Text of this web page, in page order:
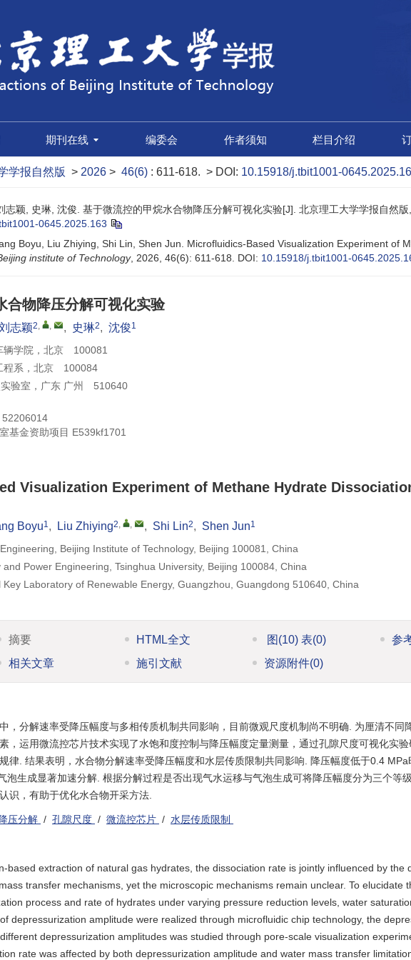
期刊在线 编委会 作者须知 栏目介绍
学报自然版 > 2026 > 46(6) : 611-618. > DOI: 10.15918/j.tbit1001-
志颖, 史琳, 沈俊. 基于微流控的甲烷水合物降压分解可视化实验[J]. 北京理工大学学报自然
0645.2025.163
Boyu, Liu Zhiying, Shi Lin, Shen Jun. Microfluidics-Based Visualization Experiment of
institute of Technology, 2026, 46(6): 611-618. DOI: 10.15918/j.tbit1001-
合物降压分解可视化实验
志颖2, , , 史琳2, 沈俊1
辆学院，北京 100081
程系，北京 100084
实验室，广东 广州 510640
52206014
基金资助项目 E539kf1701
Visualization Experiment of Methane Hydrate
Boyu1, Liu Zhiying2, , , Shi Lin2, Shen Jun1
Beijing Institute of Technology, Beijing 100081, China
Power Engineering, Tsinghua University, Beijing 100084, China
Laboratory of Renewable Energy, Guangzhou, Guangdong 510640, China
摘要 HTML全文 图 (10) 表(0) 参
相关文章
施引文献 资源附件(0)
，分解速率受降压幅度与多相传质机制共同影响，目前微观尺度机制尚不明确. 为厘清不同
，运用微流控芯片技术实现了水饱和度控制与降压幅度定量测量，通过孔隙尺度可视化实
律. 结果表明，水合物分解速率受降压幅度和水层传质限制共同影响. 降压幅度低于0.4
泡生成显著加速分解. 根据分解过程是否出现气水运移与气泡生成可将降压幅度分为三个等
识，有助于优化水合物开采方法.
降压分解 / 孔隙尺度 / 微流控芯片 / 水层传质限制
based extraction of natural gas hydrates, the dissociation rate is jointly influenced by the
transfer mechanisms, yet the microscopic mechanisms remain unclear. To elucidate
process and rate of hydrates under varying pressure reduction levels, water
depressurization amplitude were realized through microfluidic chip technology, the
depressurization amplitudes was studied through pore-scale visualization
rate was affected by both depressurization amplitude and water mass transfer